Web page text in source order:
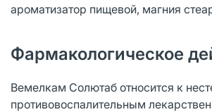
ароматизатор пищевой, магния
Фармакологическое
Вемелкам Солютаб относится к
противовоспалительным